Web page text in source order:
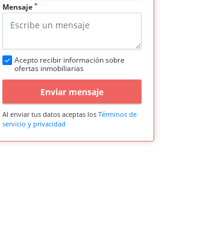
Mensaje *
Acepto recibir información sobre
ofertas inmobiliarias
Enviar mensaje
Al enviar tus datos aceptas los Términos de
servicio y privacidad